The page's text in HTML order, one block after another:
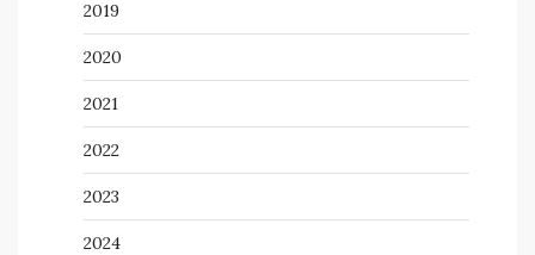
2019
2020
2021
2022
2023
2024